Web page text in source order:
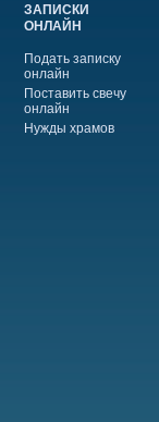
ЗАПИСКИ
ОНЛАЙН
Подать записку
онлайн
Поставить свечу
онлайн
Нужды храмов